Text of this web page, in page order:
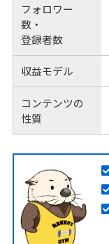
フォロワー
数・
登録者数
収益モデル
コンテンツの
性質